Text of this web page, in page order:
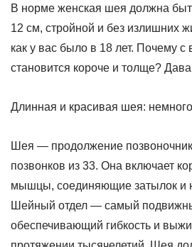
В норме женская шея должна
12 см, стройной и без излишних
как у вас было в 18 лет. Почему с
становится короче и толще?
Длинная и красивая шея:
Шея — продолжение
позвонков из 33. Она включает
мышцы, соединяющие затылок и
Шейный отдел — самый
обеспечивающий гибкость и